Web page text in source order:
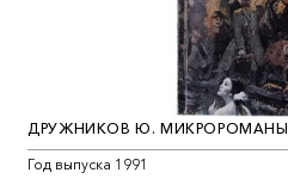
ДРУЖНИКОВ Ю. МИКРОРОМАНЫ
Год выпуска 1991